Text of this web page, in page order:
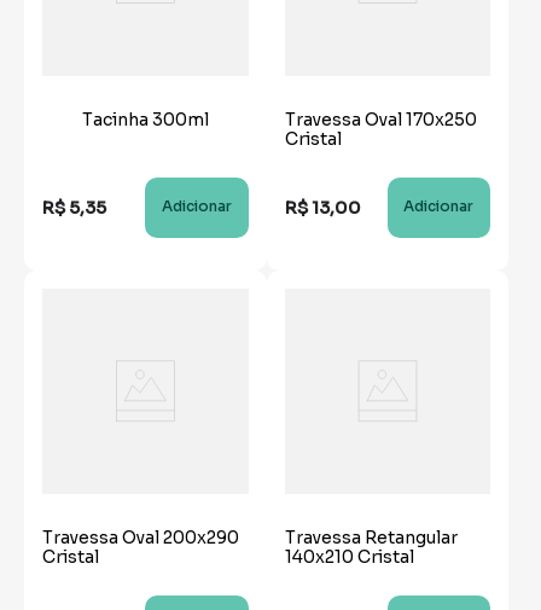
Tacinha 300ml
R$ 5,35 Adicionar
Travessa Oval 170x250
Cristal
R$13,00 Adicionar
Travessa Oval 200x290
Cristal
Travessa Retangular
140x210 Cristal